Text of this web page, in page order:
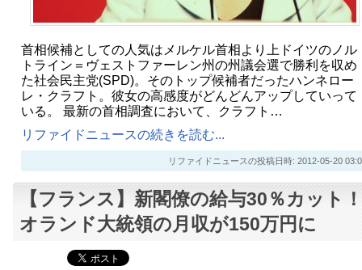
首相候補としての人気はメルケル首相より上ドイツのノル
トライン＝ヴェストファーレン州の州議会選で勝利を収め
た社会民主党(SPD)。そのトップ候補者だったハンネロー
レ・クラフト。彼女の高感度がどんどんアップしていって
いる。 最新の首相調査において、クラフト…
リファイドニュースの続きを読む...
リファイドニュースの投稿日時: 2012-05-20
【フランス】新閣僚の給与30％カット！
オランド大統領の月収が150万円に